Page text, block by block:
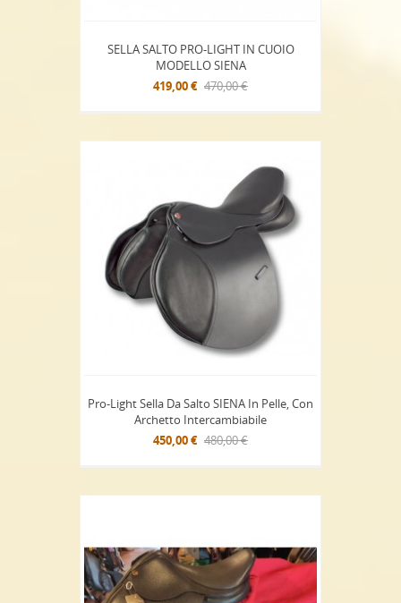
SELLA SALTO PRO-LIGHT IN CUOIO
MODELLO SIENA
419,00 € 470,00 €
Pro-Light Sella Da Salto SIENA In Pelle, Con
Archetto Intercambiabile
450,00 € 480,00 €